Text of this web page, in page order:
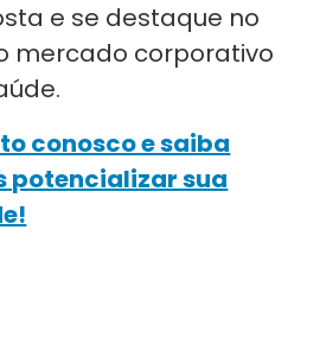
e se destaque no
mercado corporativo
conosco e saiba
potencializar sua